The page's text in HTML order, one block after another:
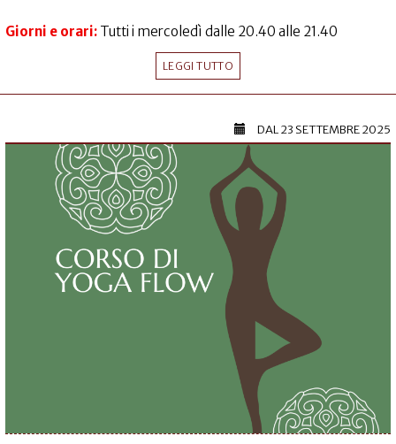
Giorni e orari: Tutti i mercoledì dalle 20.40 alle 21.40
LEGGI TUTTO
DAL23 SETTEMBRE 2025